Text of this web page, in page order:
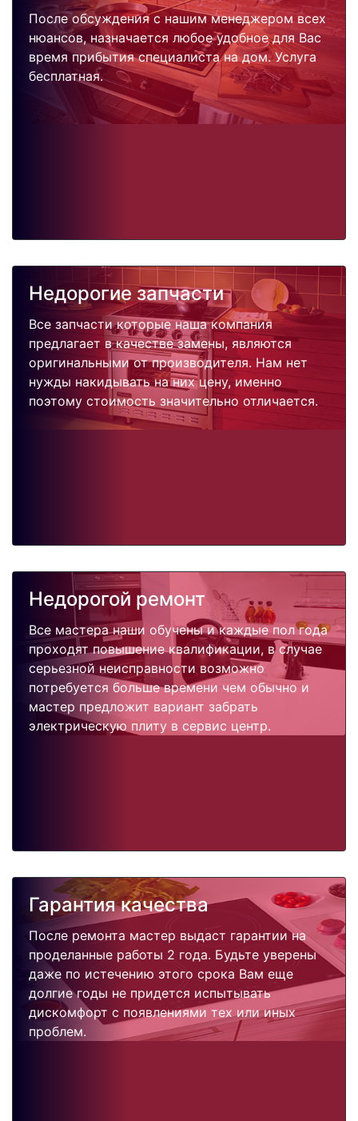
После обсуждения с нашим менеджером всех
нюансов, назначается любое удобное для Вас
время прибытия специалиста на дом. Услуга
бесплатная.
Недорогие запчасти
Все запчасти которые наша компания
предлагает в качестве замены, являются
оригинальными от производителя. Нам нет
нужды накидывать на них цену, именно
поэтому стоимость значительно отличается.
Недорогой ремонт
Все мастера наши обучены и каждые пол года
проходят повышение квалификации, в случае
серьезной неисправности возможно
потребуется больше времени чем обычно и
мастер предложит вариант забрать
электрическую плиту в сервис центр.
Гарантия качества
После ремонта мастер выдаст гарантии на
проделанные работы 2 года. Будьте уверены
даже по истечению этого срока Вам еще
долгие годы не придется испытывать
дискомфорт с появлениями тех или иных
проблем.